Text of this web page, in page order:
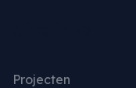
Projecten